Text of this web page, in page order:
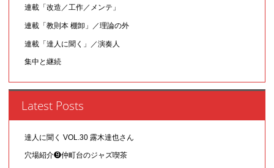
連載「改造／工作／メンテ」
連載「教則本 棚卸」／理論の外
連載「達人に聞く」／演奏人
集中と継続
Latest Posts
達人に聞く VOL.30 露木達也さん
穴場紹介❾仲町台のジャズ喫茶